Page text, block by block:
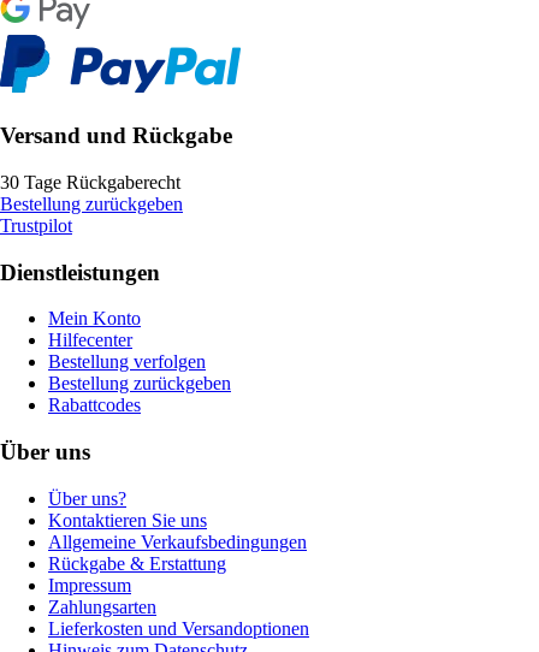
Versand und Rückgabe
30 Tage Rückgaberecht
Bestellung zurückgeben
Trustpilot
Dienstleistungen
Mein Konto
Hilfecenter
Bestellung verfolgen
Bestellung zurückgeben
Rabattcodes
Über uns
Über uns?
Kontaktieren Sie uns
Allgemeine Verkaufsbedingungen
Rückgabe & Erstattung
Impressum
Zahlungsarten
Lieferkosten und Versandoptionen